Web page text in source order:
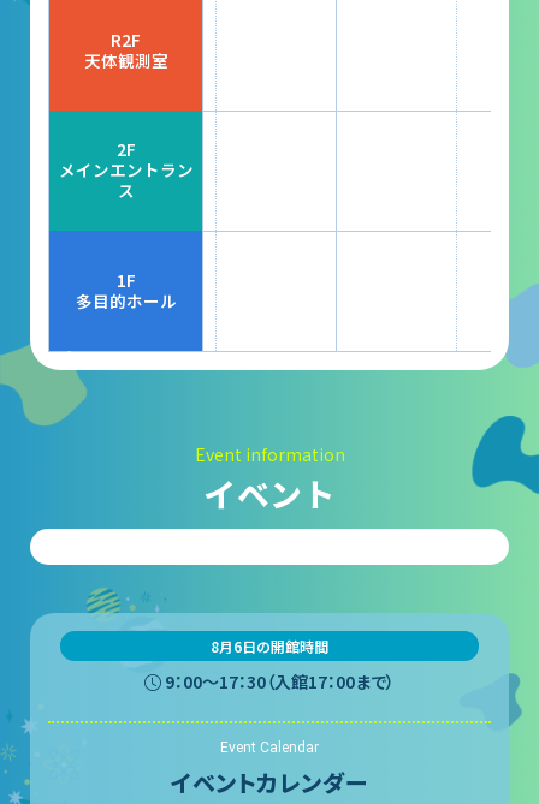
多目的ホール
作品展
大村賞
科学館で働きたい方へ
実験・展示分野のアルバイト募集
インフォメーション アルバイト募集
科学館ボランティア募集
職場体験・実習・CST
博物館実習について
R2F
天体観測室
2F
メインエントラン
ス
1F
多目的ホール
Event information
イベント
8月6日の開館時間
9：00〜17：30（入館17：00まで）
Event Calendar
イベントカレンダー